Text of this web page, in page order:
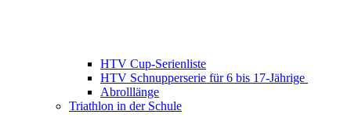
HTV Cup-Serienliste
HTV Schnupperserie für 6 bis 17-Jährige
Abrolllänge
Triathlon in der Schule